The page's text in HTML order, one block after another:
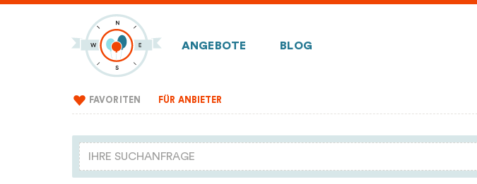
ANGEBOTE BLOG
FAVORITEN FÜR ANBIETER